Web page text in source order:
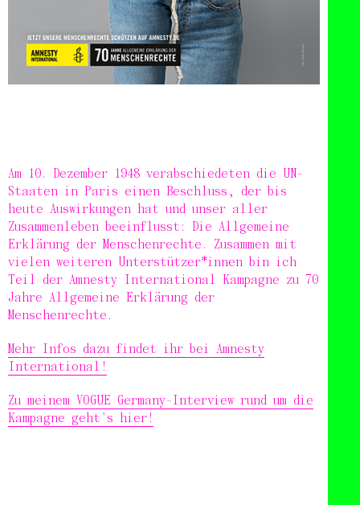
Am 10. Dezember 1948 verabschiedeten die UN-
Staaten in Paris einen Beschluss, der bis
heute Auswirkungen hat und unser aller
Zusammenleben beeinflusst: Die Allgemeine
Erklärung der Menschenrechte. Zusammen mit
vielen weiteren Unterstützer*innen bin ich
Teil der Amnesty International Kampagne zu 70
Jahre Allgemeine Erklärung der
Menschenrechte.
Mehr Infos dazu findet ihr bei Amnesty
International!
Zu meinem VOGUE Germany-Interview rund um die
Kampagne geht's hier!